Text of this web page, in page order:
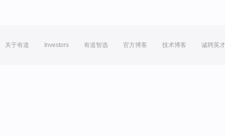
关于有道 Investors 有道智选 官方博客 技术博客 诚聘英才